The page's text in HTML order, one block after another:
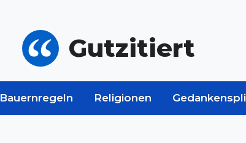
Gutzitiert
Bauernregeln Religionen